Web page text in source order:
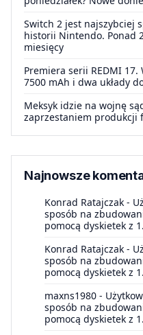
Switch 2 jest najszybciej
historii Nintendo. Ponad
miesięcy
Premiera serii REDMI
7500 mAh i dwa układy
Meksyk idzie na wojnę
zaprzestaniem produkcji
Najnowsze
Konrad Ratajczak -
sposób na
pomocą dyskietek z
Konrad Ratajczak -
sposób na
pomocą dyskietek z
maxns1980 -
sposób na
pomocą dyskietek z